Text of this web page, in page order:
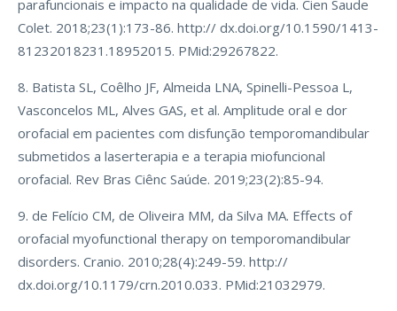
parafuncionais e impacto na qualidade de vida. Cien Saude
Colet. 2018;23(1):173-86. http:// dx.doi.org/10.1590/1413-
81232018231.18952015. PMid:29267822.
8. Batista SL, Coêlho JF, Almeida LNA, Spinelli-Pessoa L,
Vasconcelos ML, Alves GAS, et al. Amplitude oral e dor
orofacial em pacientes com disfunção temporomandibular
submetidos a laserterapia e a terapia miofuncional
orofacial. Rev Bras Ciênc Saúde. 2019;23(2):85-94.
9. de Felício CM, de Oliveira MM, da Silva MA. Effects of
orofacial myofunctional therapy on temporomandibular
disorders. Cranio. 2010;28(4):249-59. http://
dx.doi.org/10.1179/crn.2010.033. PMid:21032979.